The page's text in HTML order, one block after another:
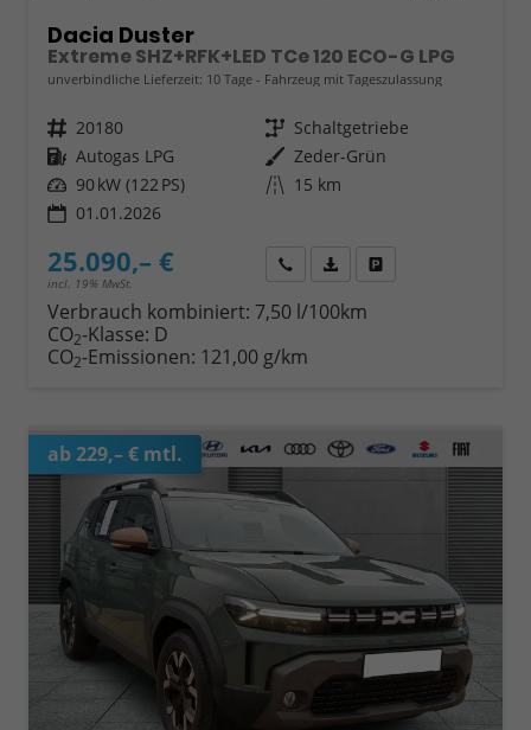
Dacia Duster
Extreme SHZ+RFK+LED TCe 120 ECO-G LPG
unverbindliche Lieferzeit: 10 Tage Fahrzeug mit Tageszulassung
Fahrzeugnr. 20180 Getriebe Schaltgetriebe
Kraftstoff Autogas LPG Außenfarbe Zeder-Grün
Leistung 90 kW (122 PS) Kilometerstand 15 km
01.01.2026
25.090,– €
incl. 19% MwSt.
Wir rufen Sie anFahrzeugexposé (PDF)
Verbrauch kombiniert: 7,50 l/100km
CO2-Klasse: D
CO2-Emissionen: 121,00 g/km
ab 229,– € mtl.